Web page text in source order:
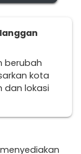
berubah
kota
dan lokasi